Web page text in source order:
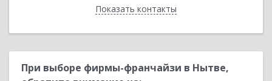
Показать контакты
Назад
При выборе фирмы-франчайзи в Нытве,